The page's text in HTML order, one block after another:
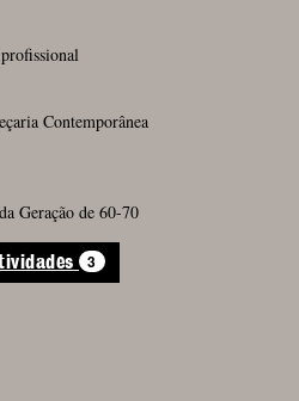
Contemporânea
Geração de 60-70
3